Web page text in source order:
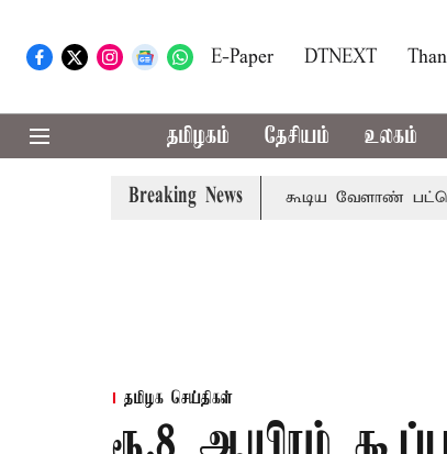
E-Paper DTNEXT
தமிழகம் தேசியம் உலகம்
Breaking News
பார்வையுடன் கூடிய வேளாண் பட்ஜெட்:
தமிழக செய்திகள்